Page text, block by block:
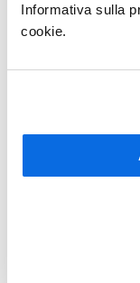
Informativa sulla
cookie.
Conoscere il PLM
Learn More